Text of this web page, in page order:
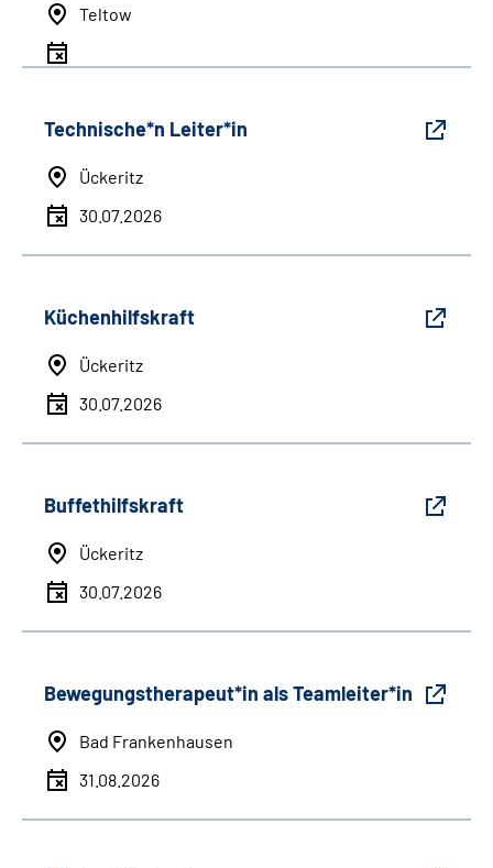
Teltow
Technische*n Leiter*in
Ückeritz
30.07.2026
Küchenhilfskraft
Ückeritz
30.07.2026
Buffethilfskraft
Ückeritz
30.07.2026
Bewegungstherapeut*in als Teamleiter*in
Bad Frankenhausen
31.08.2026